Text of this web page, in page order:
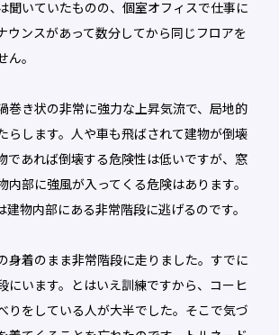
聞いていたものの、個室オフィスで仕事に
ウンスがあって数分してから同じフロアを
ん。
巻き状の非常に強力な上昇気流で、局地的
らします。人や車も飛ばされて建物が倒壊
であれば倒壊する危険性は低いですが、窓
内部に強風が入ってくる危険はあります。
建物内部にある非常階段に逃げるのです。
身着のまま非常階段に走りました。すでに
にいます。とはいえ訓練ですから、コーヒ
りをしている人が大半でした。そこで気づ